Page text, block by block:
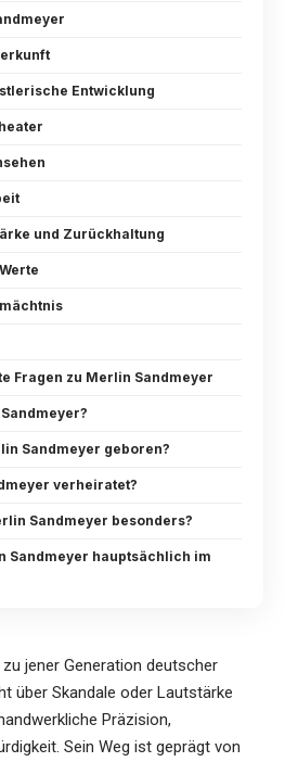
Entwicklung
und Zurückhaltung
Fragen zu Merlin Sandmeyer
Sandmeyer geboren?
verheiratet?
Sandmeyer besonders?
Sandmeyer hauptsächlich im
jener Generation deutscher
über Skandale oder Lautstärke
Präzision,
Sein Weg ist geprägt von